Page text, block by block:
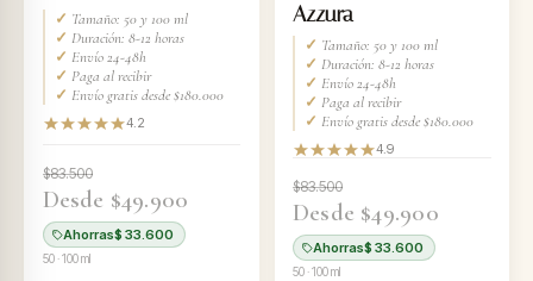
✓ Tamaño: 50 y 100 ml
✓ Duración: 8-12 horas
✓ Envío 24-48h
✓ Paga al recibir
✓ Envío gratis desde $180.000
4.2
$83.500
Desde $49.900
Ahorras$ 33.600
50 · 100 ml
Azzura
✓ Tamaño: 50 y 100 ml
✓ Duración: 8-12 horas
✓ Envío 24-48h
✓ Paga al recibir
✓ Envío gratis desde $180.000
4.9
$83.500
Desde $49.900
Ahorras$ 33.600
50 · 100 ml